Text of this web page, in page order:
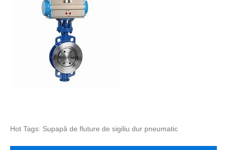
Hot Tags: Supapă de fluture de sigiliu dur pneumatic